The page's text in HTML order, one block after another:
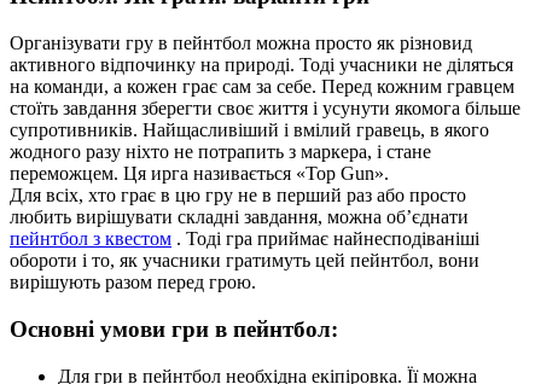
Організувати гру в пейнтбол можна просто як різновид
активного відпочинку на природі. Тоді учасники не діляться
на команди, а кожен грає сам за себе. Перед кожним гравцем
стоїть завдання зберегти своє життя і усунути якомога більше
супротивників. Найщасливіший і вмілий гравець, в якого
жодного разу ніхто не потрапить з маркера, і стане
переможцем. Ця ирга називається «Top Gun».
Для всіх, хто грає в цю гру не в перший раз або просто
любить вирішувати складні завдання, можна об’єднати
пейнтбол з квестом . Тоді гра приймає найнесподіваніші
обороти і то, як учасники гратимуть цей пейнтбол, вони
вирішують разом перед грою.
Основні умови гри в пейнтбол:
Для гри в пейнтбол необхідна екіпіровка. Її можна